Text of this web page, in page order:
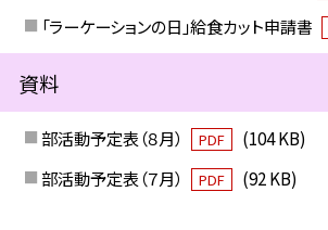
「ラーケーションの日」給食カット申請書
資料
部活動予定表（８月） PDF
(104 KB)
部活動予定表（７月）
PDF (92 KB)